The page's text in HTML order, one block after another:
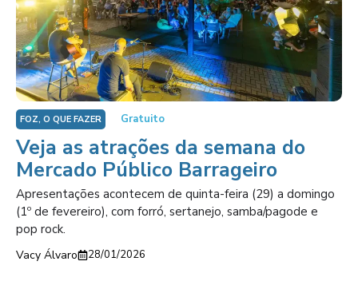
FOZ, O QUE FAZER Gratuito
Veja as atrações da semana do
Mercado Público Barrageiro
Apresentações acontecem de quinta-feira (29) a domingo
(1º de fevereiro), com forró, sertanejo, samba/pagode e
pop rock.
Vacy Álvaro 28/01/2026